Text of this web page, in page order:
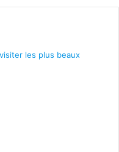
les plus beaux